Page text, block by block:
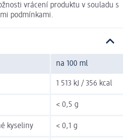
vrácení produktu v souladu s
podmínkami.
na 100 ml
1 513 kJ / 356 kcal
< 0,5 g
kyseliny < 0,1 g